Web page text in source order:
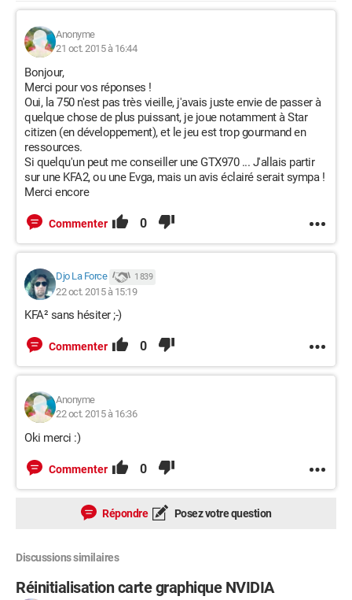
Anonyme
21 oct. 2015 à 16:44
Bonjour,
Merci pour vos réponses !
Oui, la 750 n'est pas très vieille, j'avais juste envie de passer à
quelque chose de plus puissant, je joue notamment à Star
citizen (en développement), et le jeu est trop gourmand en
ressources.
Si quelqu'un peut me conseiller une GTX970 ... J'allais partir
sur une KFA2, ou une Evga, mais un avis éclairé serait sympa !
Merci encore
Commenter 0
Djo La Force 1 839
22 oct. 2015 à 15:19
KFA² sans hésiter ;-)
Commenter 0
Anonyme
22 oct. 2015 à 16:36
Oki merci :)
Commenter 0
Répondre Posez votre question
Discussions similaires
Réinitialisation carte graphique NVIDIA